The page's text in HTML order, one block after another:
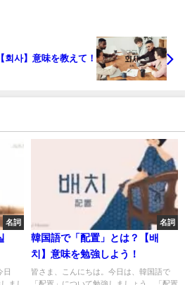
사】意味を教えて！
名詞
日
名詞
韓国語で「配置」とは？【배
치】意味を勉強しよう！
皆さま、こんにちは。今日は、韓国語で